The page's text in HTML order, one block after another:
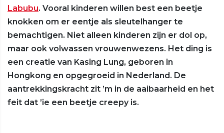
Labubu. Vooral kinderen willen best een beetje
knokken om er eentje als sleutelhanger te
bemachtigen. Niet alleen kinderen zijn er dol op,
maar ook volwassen vrouwenwezens. Het ding is
een creatie van Kasing Lung, geboren in
Hongkong en opgegroeid in Nederland. De
aantrekkingskracht zit ’m in de aaibaarheid en het
feit dat ’ie een beetje creepy is.